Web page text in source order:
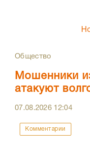
Общество
Мошенники
атакуют
07.08.2026 12:04
Комментарии